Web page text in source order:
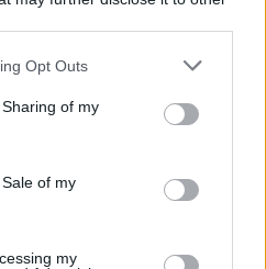
Opt Outs
of my
of my
my